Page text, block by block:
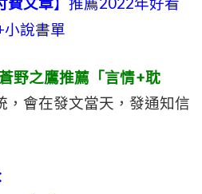
小說書單
野之鷹推薦「言情+耽
，會在發文當天，發通知信